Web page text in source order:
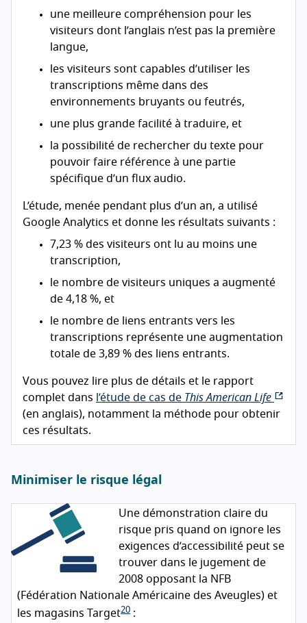
une meilleure compréhension pour les
visiteurs dont l’anglais n’est pas la première
langue,
les visiteurs sont capables d’utiliser les
transcriptions même dans des
environnements bruyants ou feutrés,
une plus grande facilité à traduire, et
la possibilité de rechercher du texte pour
pouvoir faire référence à une partie
spécifique d’un flux audio.
L’étude, menée pendant plus d’un an, a utilisé
Google Analytics et donne les résultats suivants :
7,23 % des visiteurs ont lu au moins une
transcription,
le nombre de visiteurs uniques a augmenté
de 4,18 %, et
le nombre de liens entrants vers les
transcriptions représente une augmentation
totale de 3,89 % des liens entrants.
Vous pouvez lire plus de détails et le rapport
complet dans l’étude de cas de This American Life
(en anglais), notamment la méthode pour obtenir
ces résultats.
Minimiser le risque légal
Une démonstration claire du
risque pris quand on ignore les
exigences d’accessibilité peut se
trouver dans le jugement de
2008 opposant la NFB
(Fédération Nationale Américaine des Aveugles) et
les magasins Target20 :